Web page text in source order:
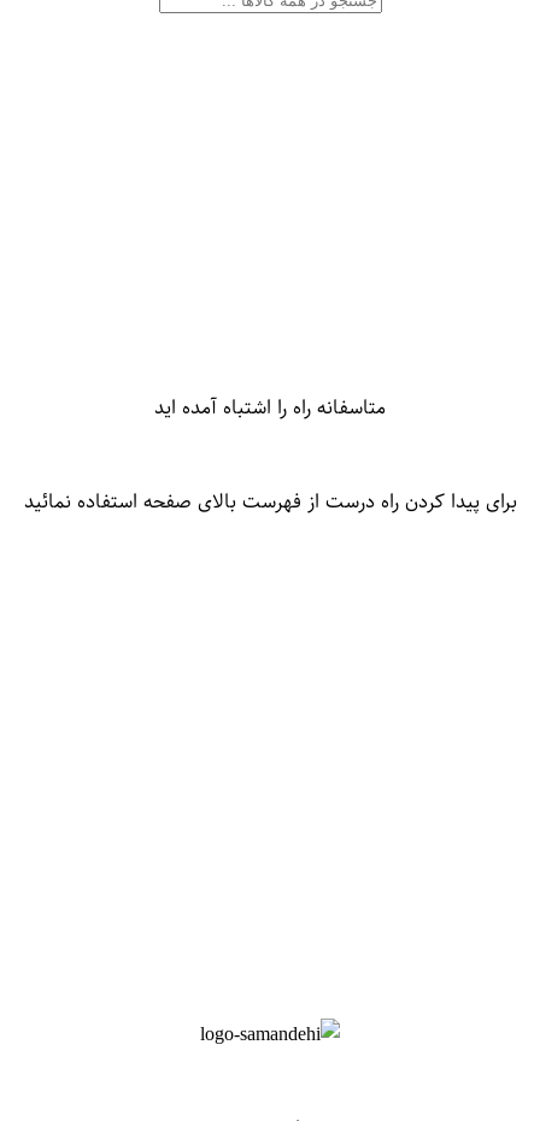
متاسفانه راه را اشتباه آمده اید
برای پیدا کردن راه درست از فهرست بالای صفحه استفاده نمائید